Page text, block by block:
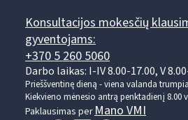
Konsultacijos mokesčių
gyventojams:
+370 5 260 5060
Darbo laikas: I-IV 8.00-17.00, V
Prieššventinę dieną - viena valanda
Kiekvieno mėnesio antrą penktadienį 8.00
Paklausimas per Mano VMI